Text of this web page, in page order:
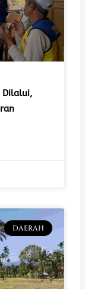
Dilalui,
DAERAH